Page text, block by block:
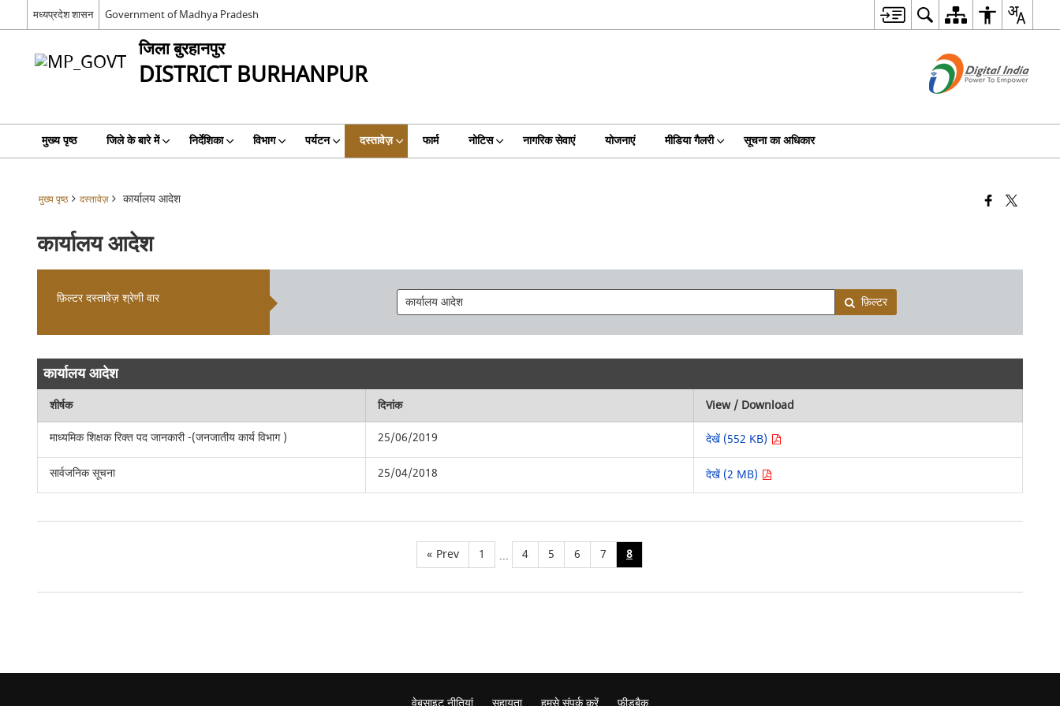
मध्यप्रदेश शासन Government of Madhya Pradesh
जिला बुरहानपुर
DISTRICT BURHANPUR
मुख्य पृष्ठ जिले के बारे में निर्देशिका विभाग पर्यटन दस्तावेज़ फार्म नोटिस नागरिक सेवाएं योजनाएं मीडिया गैलरी सूचना का अधिकार
मुख्य पृष्ठ दस्तावेज़ कार्यालय आदेश
कार्यालय आदेश
फ़िल्टर दस्तावेज़ श्रेणी वार फ़िल्टर
कार्यालय आदेश
शीर्षक दिनांक
View / Download
माध्यमिक शिक्षक रिक्त पद जानकारी -(जनजातीय कार्य विभाग )
25/06/2019 देखें (552 KB)
सार्वजनिक सूचना 25/04/2018 देखें (2 MB)
« Prev 1 ... 4 5 6 7 8